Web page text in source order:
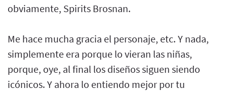
obviamente, Spirits Brosnan.
Me hace mucha gracia el personaje, etc. Y nada,
simplemente era porque lo vieran las niñas,
porque, oye, al final los diseños siguen siendo
icónicos. Y ahora lo entiendo mejor por tu